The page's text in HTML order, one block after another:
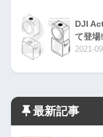
DJI
て登場
2021-
最新記事